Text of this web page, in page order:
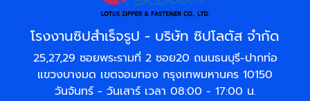
โรงงานซิปสำเร็จรูป - บริษัท ซิปโลตัส จำกัด
25,27,29 ซอยพระรามที่ 2 ซอย20 ถนนธนบุรี-ปากท่อ
แขวงบางมด เขตจอมทอง กรุงเทพมหานคร 10150
วันจันทร์ - วันเสาร์ เวลา 08:00 - 17:00 น.